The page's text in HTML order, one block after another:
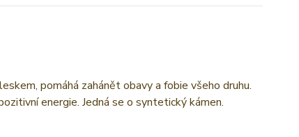
pomáhá zahánět obavy a fobie všeho druhu.
energie. Jedná se o syntetický kámen.